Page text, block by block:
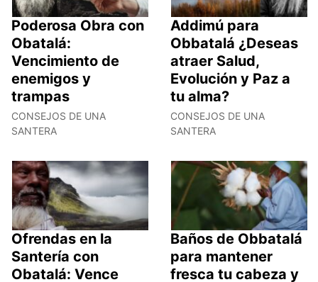
Poderosa Obra con
Obatalá:
Vencimiento de
enemigos y
trampas
CONSEJOS DE UNA
SANTERA
Addimú para
Obbatalá ¿Deseas
atraer Salud,
Evolución y Paz a
tu alma?
CONSEJOS DE UNA
SANTERA
Ofrendas en la
Santería con
Obatalá: Vence
Baños de Obbatalá
para mantener
fresca tu cabeza y